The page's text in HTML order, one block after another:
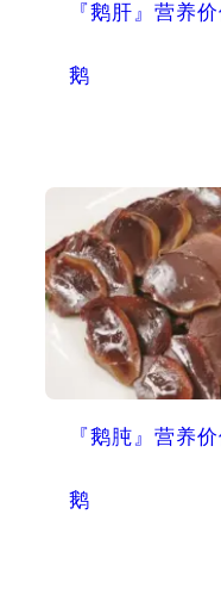
『鹅肝』营养
鹅
『鹅肫』营养
鹅